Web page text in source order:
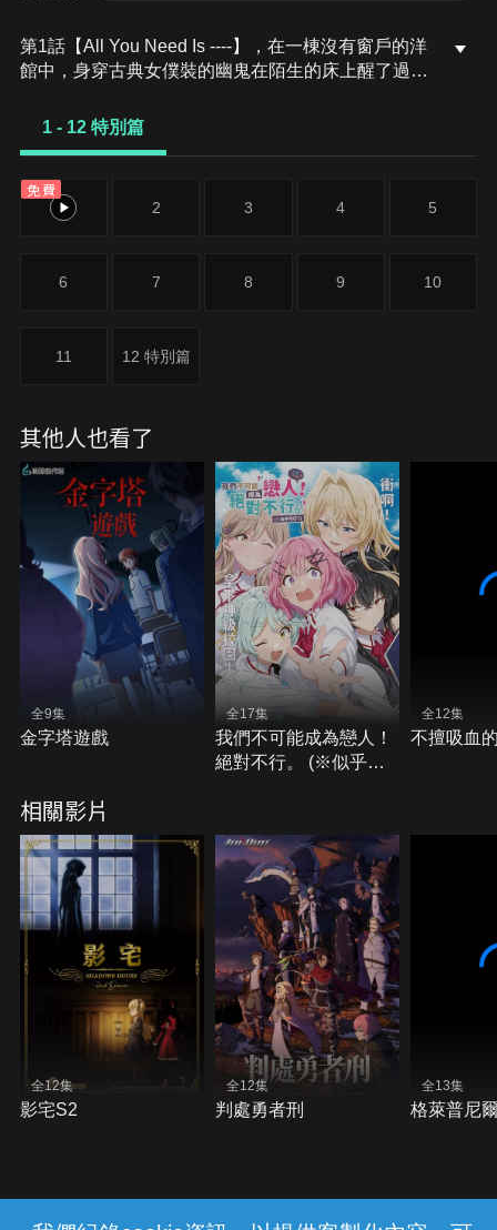
第1話【All You Need Is ----】，在一棟沒有窗戶的洋
館中，身穿古典女僕裝的幽鬼在陌生的床上醒了過
的少女先一步聚集在一起。少女們面面相覷，不知該
1 - 12 特別篇
免費
1 2 3 4 5
6 7 8 9 10
11 12 特別篇
其他人也看了
全9集
金字塔遊戲
全17集
我們不可能成為戀人！
絕對不行。 (※似乎可
全12集
不擅吸血
相關影片
全12集
影宅S2
全12集
判處勇者刑
全13集
格萊普尼